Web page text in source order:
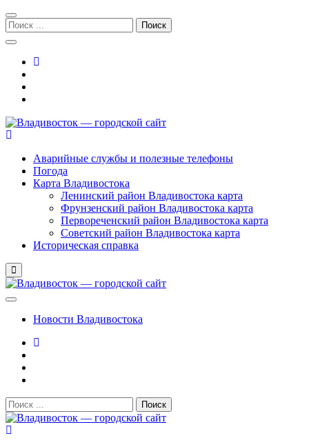
Перейти
к
навигации
Перейти
к
содержимому
Поиск:
Аварийные службы и полезные телефоны
Погода
Карта Владивостока
Ленинский район Владивостока карта
Фрунзенский район Владивостока карта
Первореченский район Владивостока карта
Советский район Владивостока карта
Историческая справка
Новости Владивостока
Поиск: